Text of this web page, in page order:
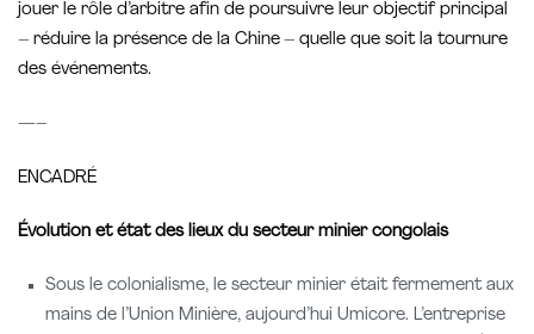
jouer le rôle d’arbitre afin de poursuivre leur objectif principal
– réduire la présence de la Chine – quelle que soit la tournure
des événements.
—–
ENCADRÉ
Évolution et état des lieux du secteur minier congolais
Sous le colonialisme, le secteur minier était fermement aux
mains de l’Union Minière, aujourd’hui Umicore. L’entreprise